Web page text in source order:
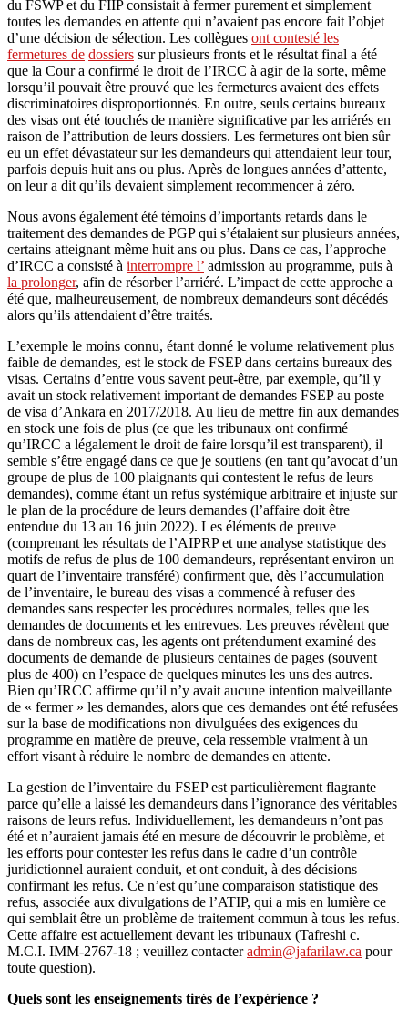
du FSWP et du FIIP consistait à fermer purement et simplement
toutes les demandes en attente qui n’avaient pas encore fait l’objet
d’une décision de sélection. Les collègues ont contesté les
fermetures de dossiers sur plusieurs fronts et le résultat final a été
que la Cour a confirmé le droit de l’IRCC à agir de la sorte, même
lorsqu’il pouvait être prouvé que les fermetures avaient des effets
discriminatoires disproportionnés. En outre, seuls certains bureaux
des visas ont été touchés de manière significative par les arriérés en
raison de l’attribution de leurs dossiers. Les fermetures ont bien sûr
eu un effet dévastateur sur les demandeurs qui attendaient leur tour,
parfois depuis huit ans ou plus. Après de longues années d’attente,
on leur a dit qu’ils devaient simplement recommencer à zéro.
Nous avons également été témoins d’importants retards dans le
traitement des demandes de PGP qui s’étalaient sur plusieurs années,
certains atteignant même huit ans ou plus. Dans ce cas, l’approche
d’IRCC a consisté à interrompre l’ admission au programme, puis à
la prolonger, afin de résorber l’arriéré. L’impact de cette approche a
été que, malheureusement, de nombreux demandeurs sont décédés
alors qu’ils attendaient d’être traités.
L’exemple le moins connu, étant donné le volume relativement plus
faible de demandes, est le stock de FSEP dans certains bureaux des
visas. Certains d’entre vous savent peut-être, par exemple, qu’il y
avait un stock relativement important de demandes FSEP au poste
de visa d’Ankara en 2017/2018. Au lieu de mettre fin aux demandes
en stock une fois de plus (ce que les tribunaux ont confirmé
qu’IRCC a légalement le droit de faire lorsqu’il est transparent), il
semble s’être engagé dans ce que je soutiens (en tant qu’avocat d’un
groupe de plus de 100 plaignants qui contestent le refus de leurs
demandes), comme étant un refus systémique arbitraire et injuste sur
le plan de la procédure de leurs demandes (l’affaire doit être
entendue du 13 au 16 juin 2022). Les éléments de preuve
(comprenant les résultats de l’AIPRP et une analyse statistique des
motifs de refus de plus de 100 demandeurs, représentant environ un
quart de l’inventaire transféré) confirment que, dès l’accumulation
de l’inventaire, le bureau des visas a commencé à refuser des
demandes sans respecter les procédures normales, telles que les
demandes de documents et les entrevues. Les preuves révèlent que
dans de nombreux cas, les agents ont prétendument examiné des
documents de demande de plusieurs centaines de pages (souvent
plus de 400) en l’espace de quelques minutes les uns des autres.
Bien qu’IRCC affirme qu’il n’y avait aucune intention malveillante
de « fermer » les demandes, alors que ces demandes ont été refusées
sur la base de modifications non divulguées des exigences du
programme en matière de preuve, cela ressemble vraiment à un
effort visant à réduire le nombre de demandes en attente.
La gestion de l’inventaire du FSEP est particulièrement flagrante
parce qu’elle a laissé les demandeurs dans l’ignorance des véritables
raisons de leurs refus. Individuellement, les demandeurs n’ont pas
été et n’auraient jamais été en mesure de découvrir le problème, et
les efforts pour contester les refus dans le cadre d’un contrôle
juridictionnel auraient conduit, et ont conduit, à des décisions
confirmant les refus. Ce n’est qu’une comparaison statistique des
refus, associée aux divulgations de l’ATIP, qui a mis en lumière ce
qui semblait être un problème de traitement commun à tous les refus.
Cette affaire est actuellement devant les tribunaux (Tafreshi c.
M.C.I. IMM-2767-18 ; veuillez contacteradmin@jafarilaw.ca pour
toute question).
Quels sont les enseignements tirés de l’expérience ?